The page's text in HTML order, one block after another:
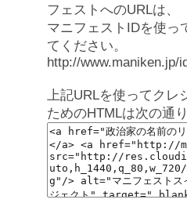
フェストへのURLは、
マニフェストIDを使っ
てください。
http://www.maniken.jp/
上記URLを使ってクレ
ためのHTMLは次の通り